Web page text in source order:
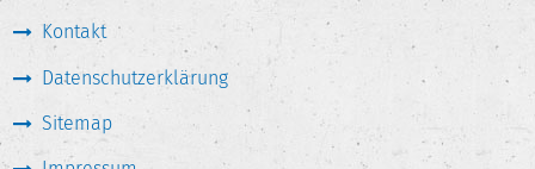
Kontakt
Datenschutzerklärung
Sitemap